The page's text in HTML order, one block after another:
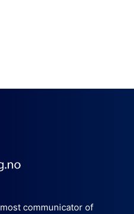
communicator of